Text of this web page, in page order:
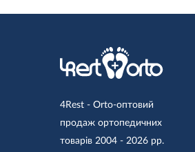
4Rest - Orto-оптовий
продаж ортопедичних
товарів 2004 - 2026 рр.